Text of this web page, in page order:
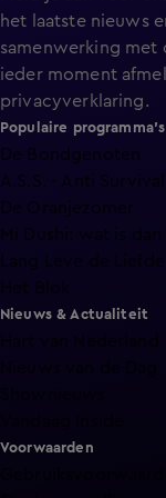
het laatste nieuws
samenwerking met
ieder moment
privacyverklaring.
Populaire programma's
De Bondgenoten
A.S.S. - Anti
De Oranjezomer
Mi Dushi: wat is dan
Lang Leve de Liefde
Het Blok
Nieuws & Actualiteit
Voorwaarden